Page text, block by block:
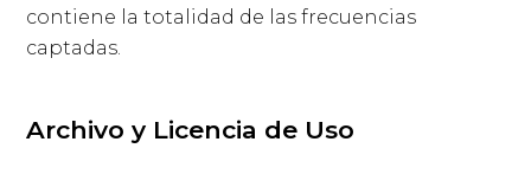
contiene la totalidad de las frecuencias
captadas.
Archivo y Licencia de Uso